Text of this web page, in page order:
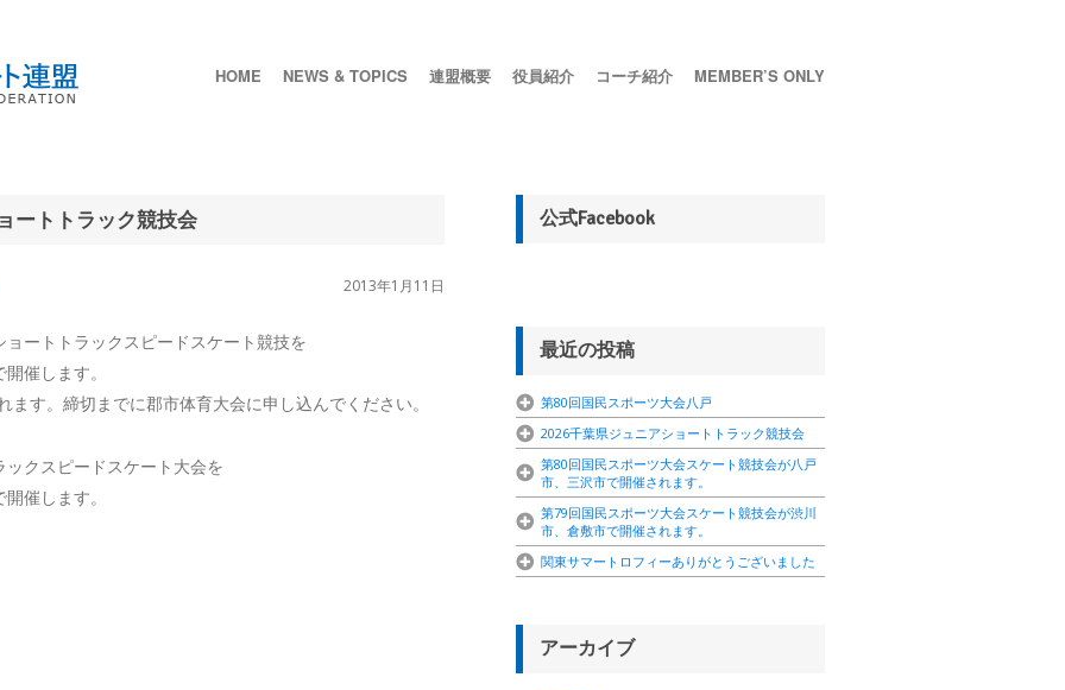
HOME NEWS & TOPICS 連盟概要 役員紹介 コーチ紹介 MEMBER’S ONLY
ートトラック競技会
2013年1月11日
ートトラックスピードスケート競技を
催します。
す。締切までに郡市体育大会に申し込んでください。
クスピードスケート大会を
催します。
公式Facebook
最近の投稿
第80回国民スポーツ大会八戸
2026千葉県ジュニアショートトラック競技会
第80回国民スポーツ大会スケート競技会が八戸
市、三沢市で開催されます。
第79回国民スポーツ大会スケート競技会が渋川
市、倉敷市で開催されます。
関東サマートロフィーありがとうございました
アーカイブ